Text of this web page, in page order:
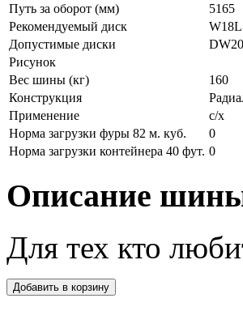
Путь за оборот (мм)
5165
Рекомендуемый диск
W18L
Допустимые диски
Рисунок
Вес шины (кг)
160
Конструкция
Применение
с/х
Норма загрузки фуры 82 м. куб.
0
Норма загрузки контейнера 40 фут. 0
Описание
Для тех кто